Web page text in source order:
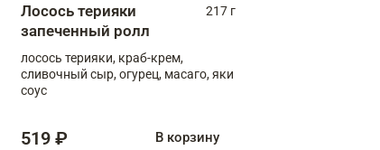
Лосось терияки
запеченный ролл
217 г
лосось терияки, краб-крем,
сливочный сыр, огурец, масаго, яки
соус
519 ₽ В корзину